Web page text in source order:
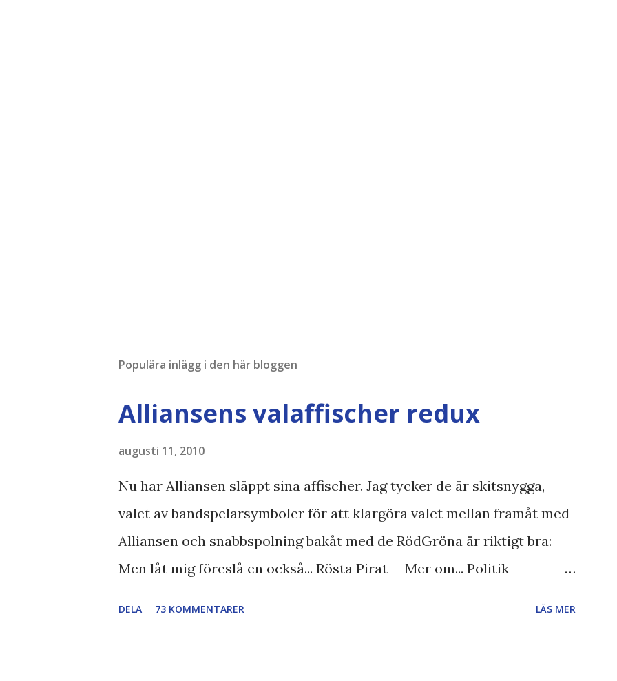
Populära inlägg i den här bloggen
Alliansens valaffischer redux
augusti 11, 2010
Nu har Alliansen släppt sina affischer. Jag tycker de är skitsnygga,
valet av bandspelarsymboler för att klargöra valet mellan framåt med
Alliansen och snabbspolning bakåt med de RödGröna är riktigt bra:
Men låt mig föreslå en också... Rösta Pirat Mer om... Politik
DELA 73 KOMMENTARER LÄS MER